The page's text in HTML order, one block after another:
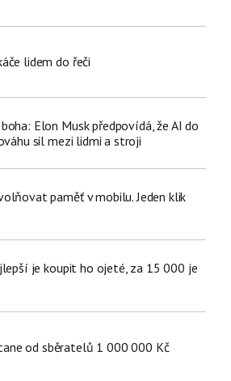
lidem do řeči
Elon Musk předpovídá, že AI do
sil mezi lidmi a stroji
paměť v mobilu. Jeden klik
je koupit ho ojeté, za 15 000 je
od sběratelů 1 000 000 Kč